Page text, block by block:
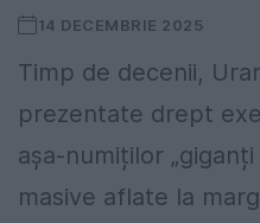
14 DECEMBRIE 2025
Timp de decenii,
prezentate drept
așa-numiților
masive aflate la